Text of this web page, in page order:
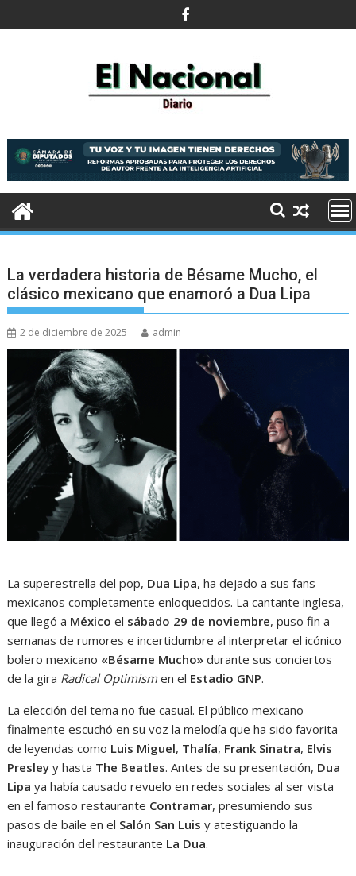
al
La verdadera historia de Bésame Mucho, el
clásico mexicano que enamoró a Dua Lipa
2 de diciembre de 2025 admin
La superestrella del pop, Dua Lipa, ha dejado a sus fans
mexicanos completamente enloquecidos. La cantante inglesa,
que llegó a México el sábado 29 de noviembre, puso fin a
semanas de rumores e incertidumbre al interpretar el icónico
bolero mexicano «Bésame Mucho» durante sus conciertos
de la gira Radical Optimism en el Estadio GNP.
La elección del tema no fue casual. El público mexicano
finalmente escuchó en su voz la melodía que ha sido favorita
de leyendas como Luis Miguel, Thalía, Frank Sinatra, Elvis
Presley y hasta The Beatles. Antes de su presentación, Dua
Lipa ya había causado revuelo en redes sociales al ser vista
en el famoso restaurante Contramar, presumiendo sus
pasos de baile en el Salón San Luis y atestiguando la
inauguración del restaurante La Dua.